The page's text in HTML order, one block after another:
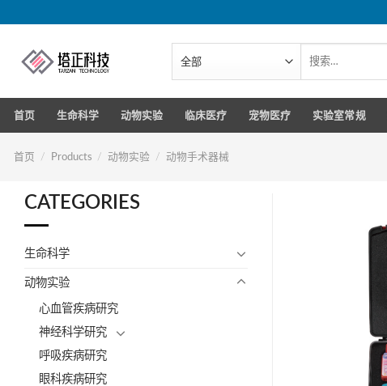
索：
首页 生命科学 动物实验 临床医疗 宠物医疗 实验室常规
首页 / Products / 动物实验 / 动物手术器械
CATEGORIES
生命科学
动物实验
心血管疾病研究
神经科学研究
呼吸疾病研究
眼科疾病研究